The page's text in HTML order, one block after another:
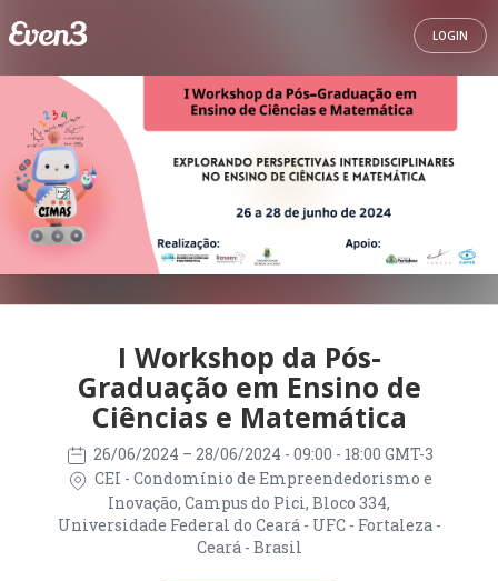
LOGIN
I Workshop da Pós-
Graduação em Ensino de
Ciências e Matemática
26/06/2024 – 28/06/2024 - 09:00 - 18:00 GMT-3
CEI - Condomínio de Empreendedorismo e
Inovação, Campus do Pici, Bloco 334,
Universidade Federal do Ceará - UFC - Fortaleza -
Ceará - Brasil